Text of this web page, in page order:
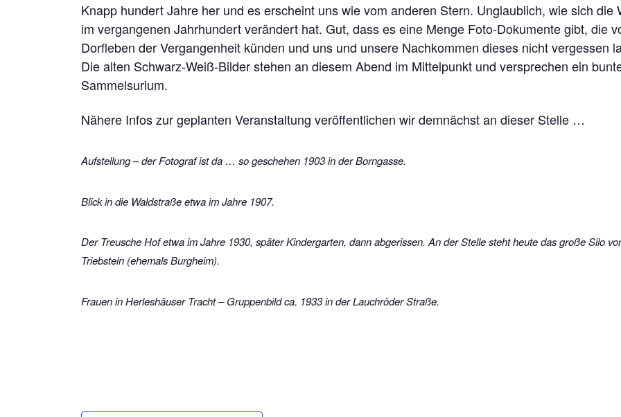
Knapp hundert Jahre her und es erscheint uns wie vom anderen Stern. Unglaublich, wie sich die
im vergangenen Jahrhundert verändert hat. Gut, dass es eine Menge Foto-Dokumente gibt, die
Dorfleben der Vergangenheit künden und uns und unsere Nachkommen dieses nicht vergessen
Die alten Schwarz-Weiß-Bilder stehen an diesem Abend im Mittelpunkt und versprechen ein
Sammelsurium.
Nähere Infos zur geplanten Veranstaltung veröffentlichen wir demnächst an dieser Stelle …
Aufstellung – der Fotograf ist da … so geschehen 1903 in der Borngasse.
Blick in die Waldstraße etwa im Jahre 1907.
Der Treusche Hof etwa im Jahre 1930, später Kindergarten, dann abgerissen. An der Stelle steht heute das große Silo
Triebstein (ehemals Burgheim).
Frauen in Herleshäuser Tracht – Gruppenbild ca. 1933 in der Lauchröder Straße.